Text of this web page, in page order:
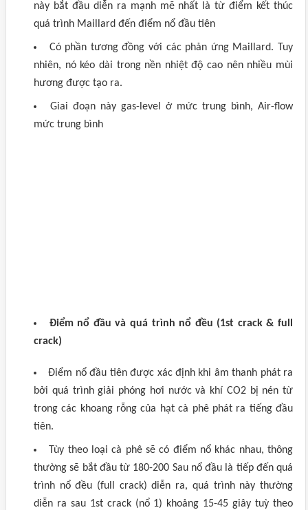
này bắt đầu diễn ra mạnh mẽ nhất là từ điểm kết thúc
quá trình Maillard đến điểm nổ đầu tiên
Có phần tương đồng với các phản ứng Maillard. Tuy
nhiên, nó kéo dài trong nền nhiệt độ cao nên nhiều mùi
hương được tạo ra.
Giai đoạn này gas-level ở mức trung bình, Air-flow
mức trung bình
Điểm nổ đầu và quá trình nổ đều (1st crack & full
crack)
Điểm nổ đầu tiên được xác định khi âm thanh phát ra
bởi quá trình giải phóng hơi nước và khí CO2 bị nén từ
trong các khoang rỗng của hạt cà phê phát ra tiếng đầu
tiên.
Tùy theo loại cà phê sẽ có điểm nổ khác nhau, thông
thường sẽ bắt đầu từ 180-200 Sau nổ đầu là tiếp đến quá
trình nổ đều (full crack) diễn ra, quá trình này thường
diễn ra sau 1st crack (nổ 1) khoảng 15-45 giây tuỳ theo